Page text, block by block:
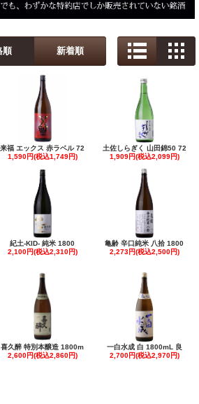
順 新着順
来福 エックス 赤ラベル 72
1,590円(税込1,749円)
土佐しらぎく 山田錦50 72
1,909円(税込2,099円)
紀土-KID- 純米 1800
2,100円(税込2,310円)
亀齢 辛口純米 八拾 1800
2,273円(税込2,500円)
喜久醉 特別本醸造 1800m
2,600円(税込2,860円)
一白水成 白 1800mL 良
2,700円(税込2,970円)